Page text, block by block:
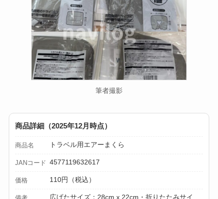
筆者撮影
商品詳細（2025年12月時点）
商品名 トラベル用エアーまくら
JANコード 4577119632617
価格 110円（税込）
広げたサイズ：28cm x 22cm・折りたたみサイ